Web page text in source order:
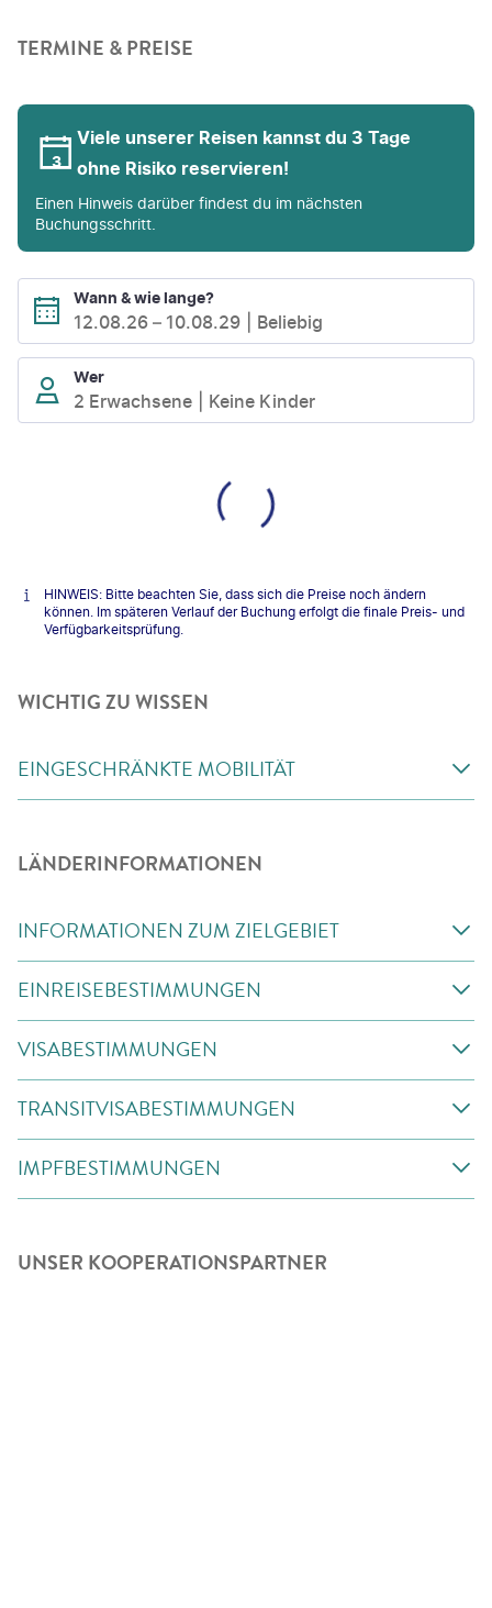
TERMINE & PREISE
Viele unserer Reisen kannst du 3 Tage
ohne Risiko reservieren!
Einen Hinweis darüber findest du im nächsten
Buchungsschritt.
Wann & wie lange?
12.08.26 – 10.08.29 Beliebig
Wer
2 Erwachsene Keine Kinder
HINWEIS: Bitte beachten Sie, dass sich die Preise noch ändern
können. Im späteren Verlauf der Buchung erfolgt die finale Preis- und
Verfügbarkeitsprüfung.
WICHTIG ZU WISSEN
EINGESCHRÄNKTE MOBILITÄT
LÄNDERINFORMATIONEN
INFORMATIONEN ZUM ZIELGEBIET
EINREISEBESTIMMUNGEN
VISABESTIMMUNGEN
TRANSITVISABESTIMMUNGEN
IMPFBESTIMMUNGEN
UNSER KOOPERATIONSPARTNER